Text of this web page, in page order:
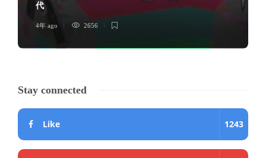
代
4年 ago 2656
Stay connected
Like 1243